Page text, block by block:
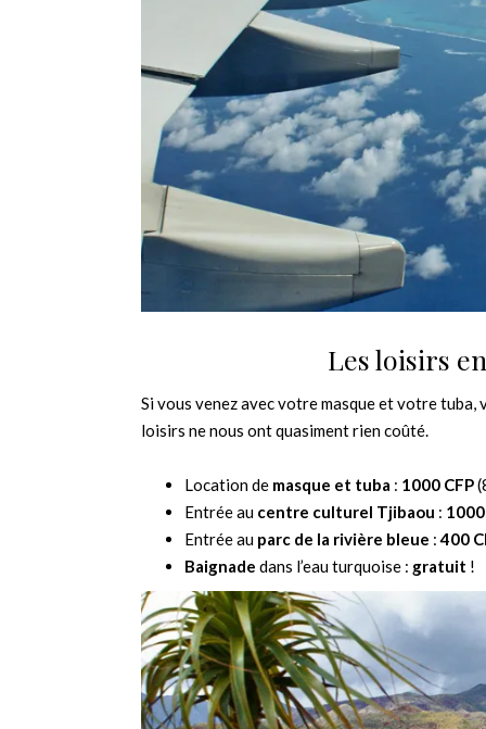
Les loisirs
Si vous venez avec votre masque et votre
loisirs ne nous ont quasiment rien coûté.
Location de masque et tuba : 1000 CFP
Entrée au centre culturel Tjibaou :
Entrée au parc de la rivière bleue :400
Baignade dans l’eau turquoise : gratuit !